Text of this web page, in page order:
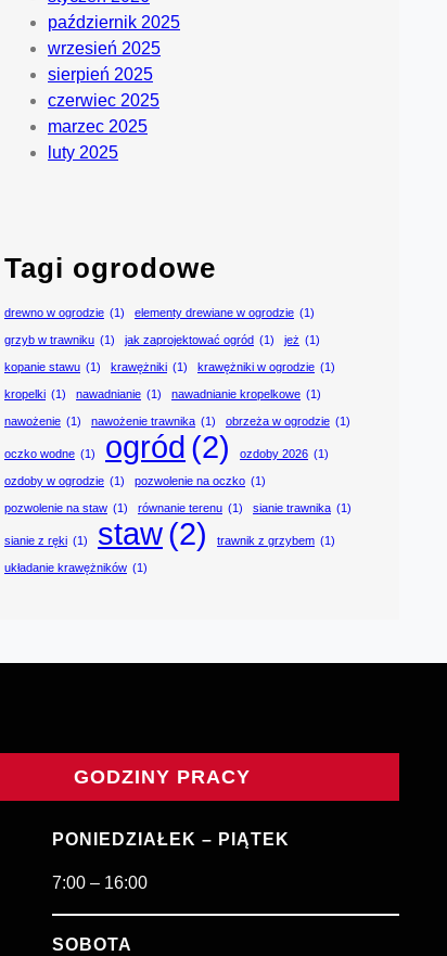
październik 2025
wrzesień 2025
sierpień 2025
czerwiec 2025
marzec 2025
luty 2025
Tagi ogrodowe
drewno w ogrodzie (1) elementy drewiane w ogrodzie (1)
grzyb w trawniku (1) jak zaprojektować ogród (1) jeż (1)
kopanie stawu (1) krawężniki (1) krawężniki w ogrodzie (1)
kropelki (1) nawadnianie (1) nawadnianie kropelkowe (1)
nawożenie (1) nawożenie trawnika (1) obrzeża w ogrodzie (1)
oczko wodne (1) ogród (2) ozdoby 2026 (1)
ozdoby w ogrodzie (1) pozwolenie na oczko (1)
pozwolenie na staw (1) równanie terenu (1) sianie trawnika (1)
sianie z ręki (1) staw(2) trawnik z grzybem (1)
układanie krawężników (1)
GODZINY PRACY
PONIEDZIAŁEK – PIĄTEK
7:00 – 16:00
SOBOTA